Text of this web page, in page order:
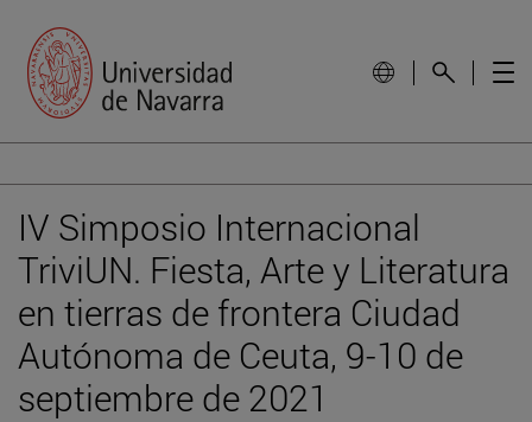
IV Simposio Internacional
TriviUN. Fiesta, Arte y Literatura
en tierras de frontera Ciudad
Autónoma de Ceuta, 9-10 de
septiembre de 2021